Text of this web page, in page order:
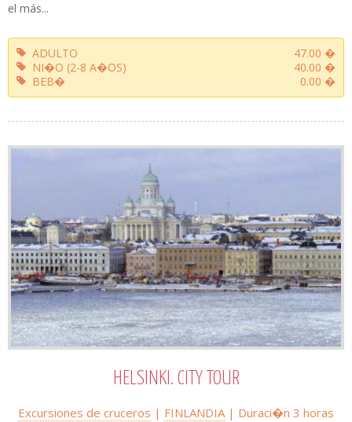
el más...
ADULTO
47.00 �
NI�O (2-8 A�OS)
40.00 �
BEB�
0.00 �
HELSINKI. CITY TOUR
Excursiones de cruceros | FINLANDIA| Duraci�n 3 horas